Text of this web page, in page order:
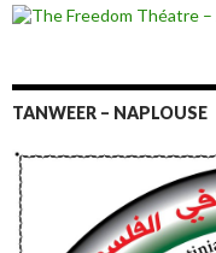
TANWEER – NAPLOUSE